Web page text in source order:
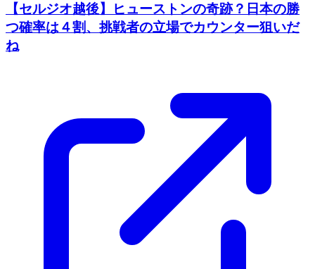
【セルジオ越後】ヒューストンの奇跡？日本の勝
つ確率は４割、挑戦者の立場でカウンター狙いだ
ね